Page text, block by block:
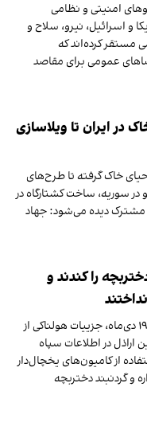
امنیتی و نظامی
و اسرائیل، نیرو، سلاح و
مکان غیرنظامی مستقر کرده‌اند که
عمومی برای مقاصد
در ایران تا ویلا‌سازی
خاک گرفته تا طرح‌های
سوریه، ساخت کشتارگاه در
مشترک دیده می‌شود: جهاد
را کندند و
یکی از نیروهای سرکوب فعال در جنایات ۱۸ و ۱۹ دی‌ماه، جزییات هولناکی از
اراذل در اطلاعات سپاه
از کامیون‌های یخچال‌دار
و گردنبند دختربچه‌